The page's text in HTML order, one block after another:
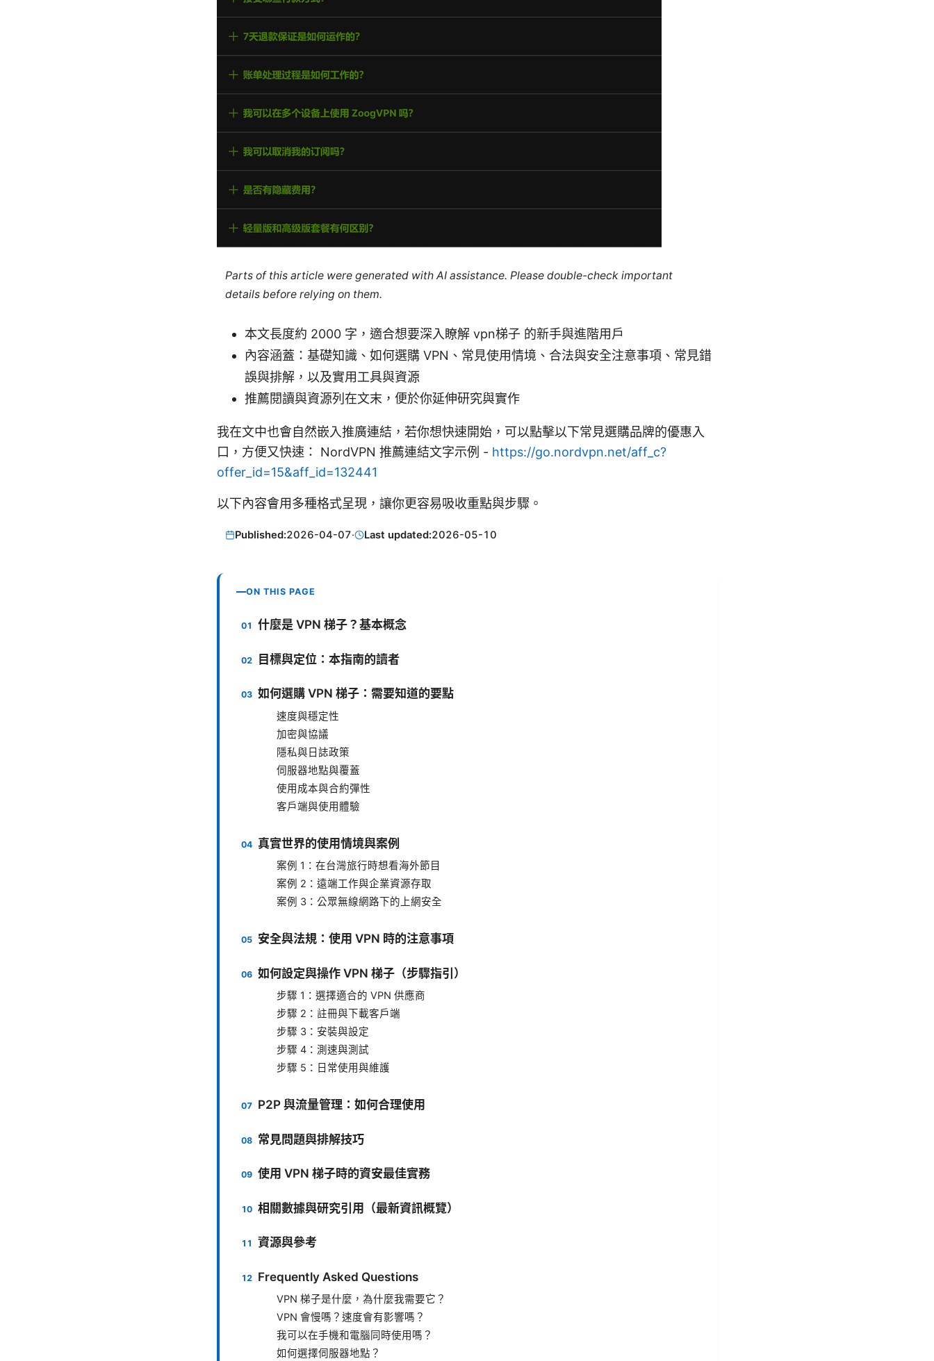
Parts of this article were generated with AI assistance. Please double-check important
details before relying on them.
本文長度約 2000 字，適合想要深入瞭解 vpn梯子 的新手與進階用戶
內容涵蓋：基礎知識、如何選購 VPN、常見使用情境、合法與安全注意事項、常見錯
誤與排解，以及實用工具與資源
推薦閱讀與資源列在文末，便於你延伸研究與實作
我在文中也會自然嵌入推廣連結，若你想快速開始，可以點擊以下常見選購品牌的優惠入
口，方便又快速： NordVPN 推薦連結文字示例 - https://go.nordvpn.net/aff_c?
offer_id=15&aff_id=132441
以下內容會用多種格式呈現，讓你更容易吸收重點與步驟。
Published:2026-04-07· Last updated:2026-05-10
ON THIS PAGE
什麼是 VPN 梯子？基本概念
目標與定位：本指南的讀者
如何選購 VPN 梯子：需要知道的要點
速度與穩定性
加密與協議
隱私與日誌政策
伺服器地點與覆蓋
使用成本與合約彈性
客戶端與使用體驗
真實世界的使用情境與案例
案例 1：在台灣旅行時想看海外節目
案例 2：遠端工作與企業資源存取
案例 3：公眾無線網路下的上網安全
安全與法規：使用 VPN 時的注意事項
如何設定與操作 VPN 梯子（步驟指引）
步驟 1：選擇適合的 VPN 供應商
步驟 2：註冊與下載客戶端
步驟 3：安裝與設定
步驟 4：測速與測試
步驟 5：日常使用與維護
P2P 與流量管理：如何合理使用
常見問題與排解技巧
使用 VPN 梯子時的資安最佳實務
相關數據與研究引用（最新資訊概覽）
資源與參考
Frequently Asked Questions
VPN 梯子是什麼，為什麼我需要它？
VPN 會慢嗎？速度會有影響嗎？
我可以在手機和電腦同時使用嗎？
如何選擇伺服器地點？